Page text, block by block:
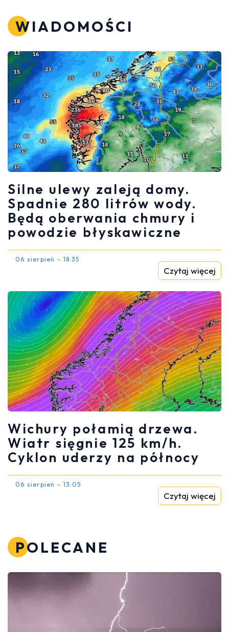
WIADOMOŚCI
Silne ulewy zaleją domy.
Spadnie 280 litrów wody.
Będą oberwania chmury i
powodzie błyskawiczne
06 sierpień - 18:35
Czytaj więcej
Wichury połamią drzewa.
Wiatr sięgnie 125 km/h.
Cyklon uderzy na północy
06 sierpień - 13:05
Czytaj więcej
POLECANE